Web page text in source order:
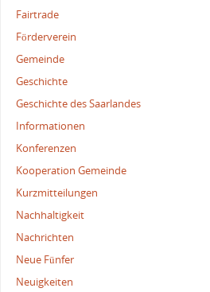
Fairtrade
Förderverein
Gemeinde
Geschichte
Geschichte des Saarlandes
Informationen
Konferenzen
Kooperation Gemeinde
Kurzmitteilungen
Nachhaltigkeit
Nachrichten
Neue Fünfer
Neuigkeiten